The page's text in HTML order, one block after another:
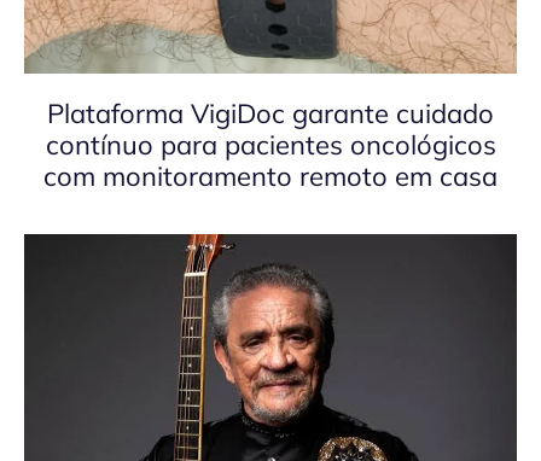
Plataforma VigiDoc garante cuidado
contínuo para pacientes oncológicos
com monitoramento remoto em casa